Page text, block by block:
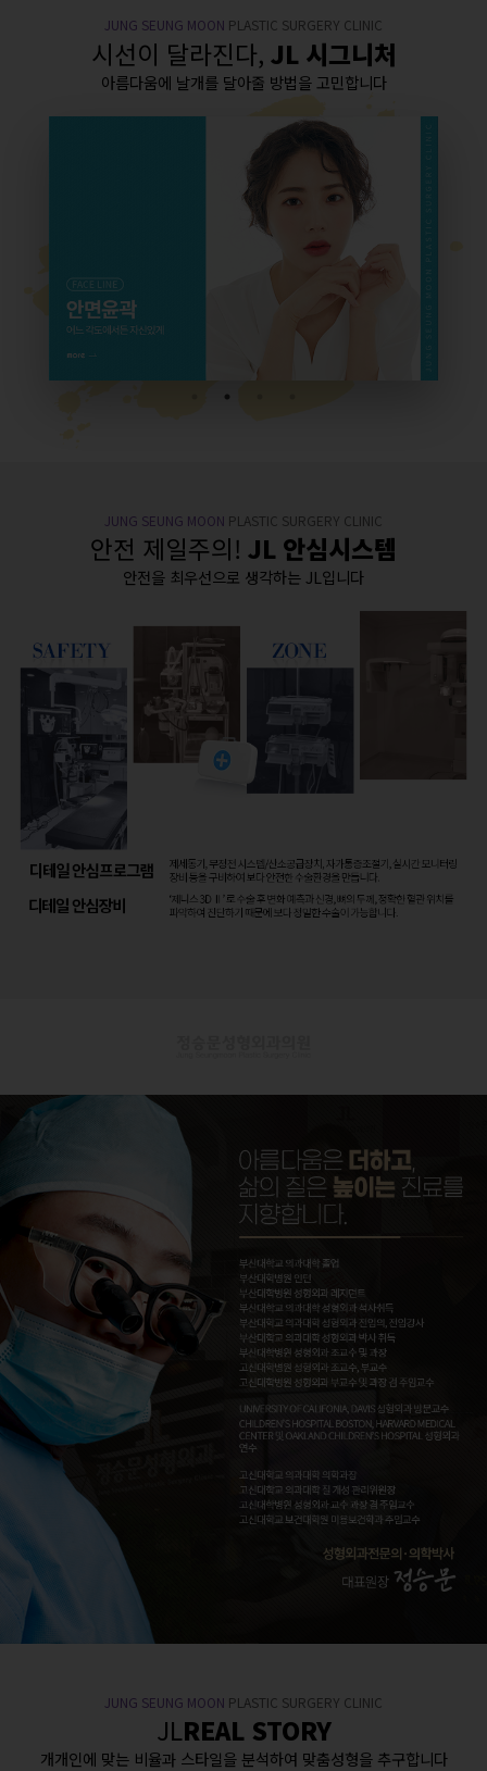
JUNG SEUNG MOON PLASTIC SURGERY CLINIC
시선이 달라진다, JL 시그니처
아름다움에 날개를 달아줄 방법을 고민합니다
JUNG SEUNG MOON PLASTIC SURGERY CLINIC
안전 제일주의! JL 안심시스템
안전을 최우선으로 생각하는 JL입니다
JUNG SEUNG MOON PLASTIC SURGERY CLINIC
JLREAL STORY
개개인에 맞는 비율과 스타일을 분석하여 맞춤성형을 추구합니다